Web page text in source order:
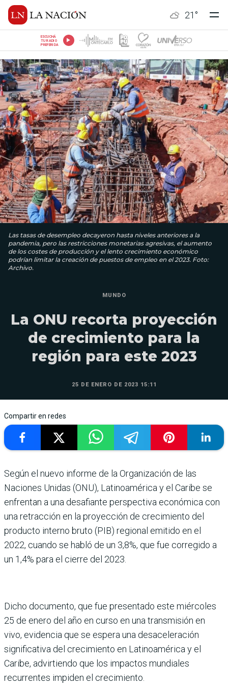
21 °
ESCUCHÁ
TU RADIO
PREFERIDA
Las tasas de desempleo decayeron hasta niveles anteriores a la
pandemia, pero las restricciones monetarias agresivas, el aumento
de los costes de producción y el lento crecimiento económico
podrían limitar la creación de puestos de empleo en el 2023. Foto:
Archivo.
MUNDO
La ONU recorta proyección
de crecimiento para la
región para este 2023
25 DE ENERO DE 2023 15:11
Compartir en redes
Según el nuevo informe de la Organización de las
Naciones Unidas (ONU), Latinoamérica y el Caribe se
enfrentan a una desafiante perspectiva económica con
una retracción en la proyección de crecimiento del
producto interno bruto (PIB) regional emitido en el
2022, cuando se habló de un 3,8%, que fue corregido a
un 1,4% para el cierre del 2023.
Dicho documento, que fue presentado este miércoles
25 de enero del año en curso en una transmisión en
vivo, evidencia que se espera una desaceleración
significativa del crecimiento en Latinoamérica y el
Caribe, advirtiendo que los impactos mundiales
recurrentes impiden el crecimiento.